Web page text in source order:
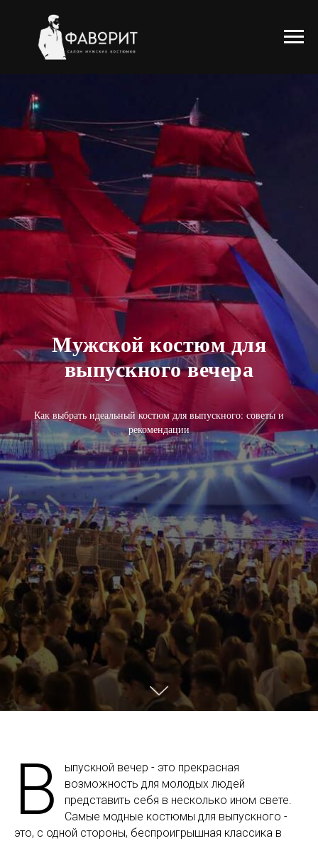
Мужской костюм для
выпускного вечера
Как выбрать идеальный костюм для выпускного: советы и
рекомендации
В
ыпускной вечер - это прекрасная
возможность для молодых людей
представить себя в несколько ином свете.
Самые модные костюмы для выпускного -
это, с одной стороны, беспроигрышная классика в